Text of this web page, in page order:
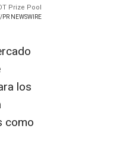
Prize Pool
NEWSWIRE
los
como